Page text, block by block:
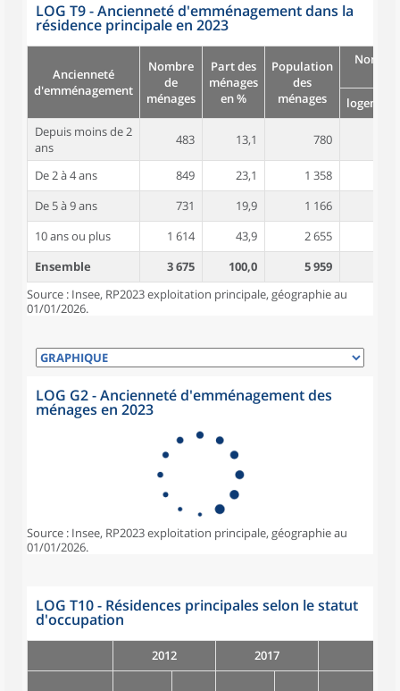
LOG T9 - Ancienneté d'emménagement dans la
résidence principale en 2023
Ancienneté
d'emménagement
Nombre
de
ménages
Part des
ménages
en %
Population
des
ménages
logement
Depuis moins de 2
ans
483 13,1 780
De 2 à 4 ans 849 23,1 1 358
De 5 à 9 ans
731 19,9 1 166
10 ans ou plus
1 614 43,9 2 655
Ensemble
3 675 100,0 5 959
Source : Insee, RP2023 exploitation principale, géographie au
01/01/2026.
LOG G2 - Ancienneté d'emménagement des
ménages en 2023
Source : Insee, RP2023 exploitation principale, géographie au
01/01/2026.
LOG T10 - Résidences principales selon le statut
d'occupation
2012 2017